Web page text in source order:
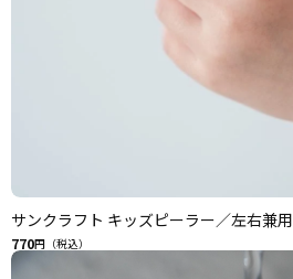
サンクラフト キッズピーラー／左右兼用
770円（税込）